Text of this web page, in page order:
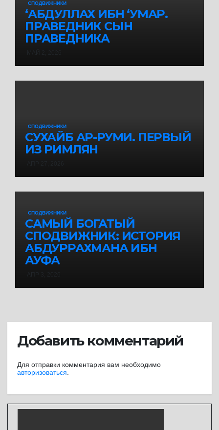
СПОДВИЖНИКИ
‘АБДУЛЛАХ ИБН ‘УМАР.
ПРАВЕДНИК СЫН
ПРАВЕДНИКА
СПОДВИЖНИКИ
СУХАЙБ АР-РУМИ. ПЕРВЫЙ
ИЗ РИМЛЯН
СПОДВИЖНИКИ
САМЫЙ БОГАТЫЙ
СПОДВИЖНИК: ИСТОРИЯ
АБДУРРАХМАНА ИБН
АУФА
Добавить комментарий
Для отправки комментария вам необходимо
авторизоваться